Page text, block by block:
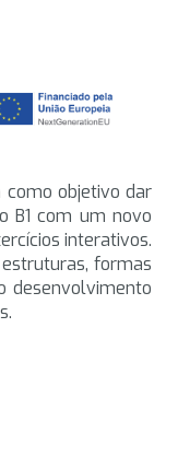
como objetivo dar
B1 com um novo
interativos.
formas
desenvolvimento